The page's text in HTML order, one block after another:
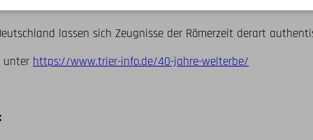
lassen sich Zeugnisse der Römerzeit derart
unter https://www.trier-info.de/40-jahre-welterbe/